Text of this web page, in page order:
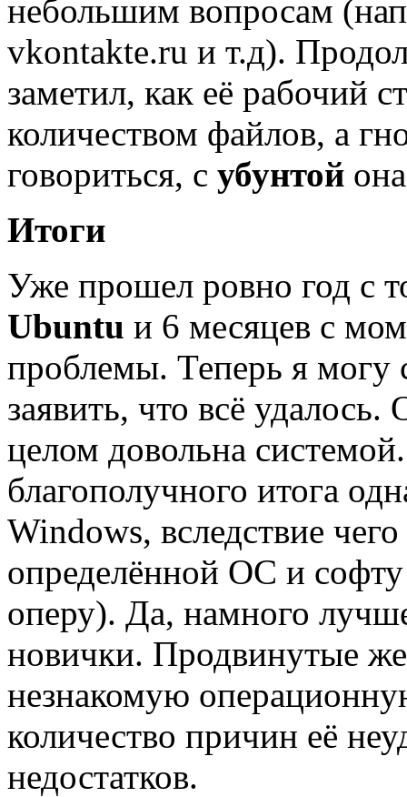
небольшим вопросам
vkontakte.ru и т.д).
заметил, как её рабочий
количеством файлов, а
говориться, с убунтой
Итоги
Уже прошел ровно год с
Ubuntu и 6 месяцев с
проблемы. Теперь я могу
заявить, что всё
целом довольна
благополучного итога
Windows, вследствие
определённой ОС и
оперу). Да, намного
новички. Продвинутые же
незнакомую
количество причин её
недостатков.